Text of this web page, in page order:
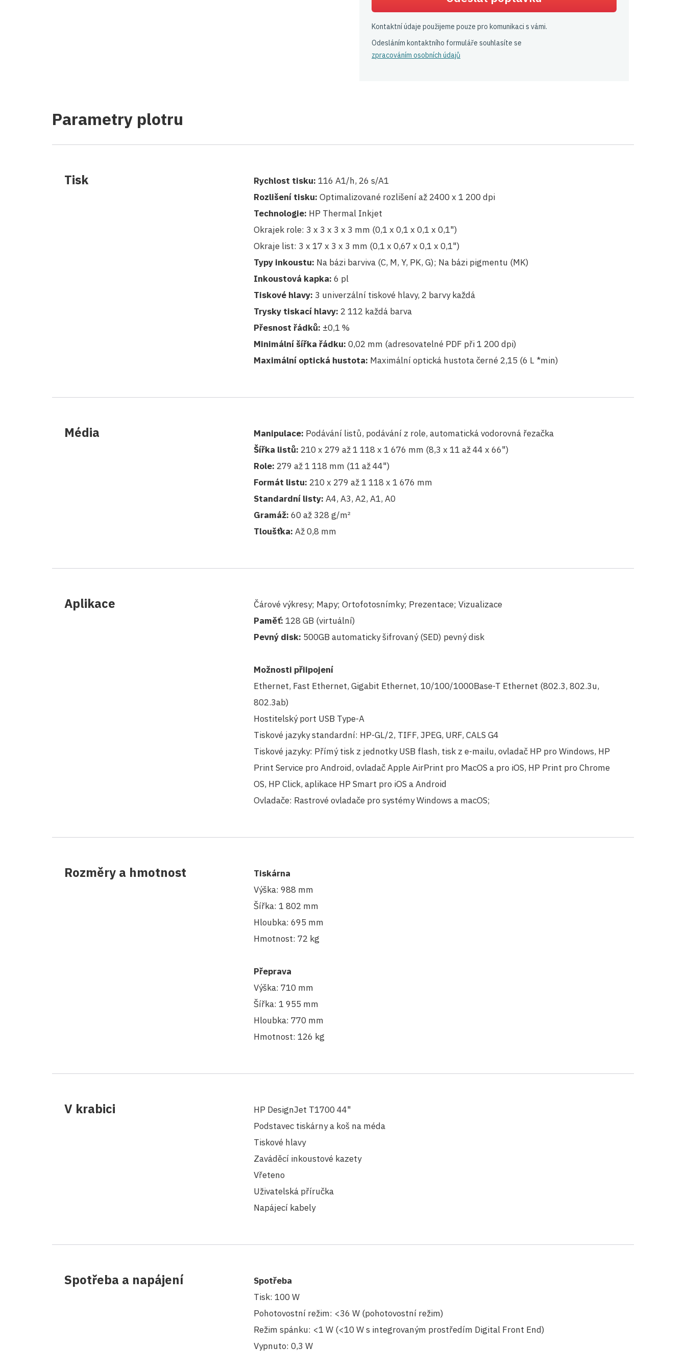
Kontaktní údaje použijeme pouze pro komunikaci s vámi.
Odesláním kontaktního formuláře souhlasíte se
zpracováním osobních údajů
Parametry plotru
Tisk Rychlost tisku: 116 A1/h, 26 s/A1
Rozlišení tisku: Optimalizované rozlišení až 2400 x 1 200 dpi
Technologie: HP Thermal Inkjet
Okrajek role: 3 x 3 x 3 x 3 mm (0,1 x 0,1 x 0,1 x 0,1")
Okraje list: 3 x 17 x 3 x 3 mm (0,1 x 0,67 x 0,1 x 0,1")
Typy inkoustu: Na bázi barviva (C, M, Y, PK, G); Na bázi pigmentu (MK)
Inkoustová kapka: 6 pl
Tiskové hlavy: 3 univerzální tiskové hlavy, 2 barvy každá
Trysky tiskací hlavy: 2 112 každá barva
Přesnost řádků: ±0,1 %
Minimální šířka řádku: 0,02 mm (adresovatelné PDF při 1 200 dpi)
Maximální optická hustota: Maximální optická hustota černé 2,15 (6 L *min)
Média Manipulace: Podávání listů, podávání z role, automatická vodorovná řezačka
Šířka listů: 210 x 279 až 1 118 x 1 676 mm (8,3 x 11 až 44 x 66")
Role: 279 až 1 118 mm (11 až 44")
Formát listu: 210 x 279 až 1 118 x 1 676 mm
Standardní listy: A4, A3, A2, A1, A0
Gramáž: 60 až 328 g/m²
Tloušťka: Až 0,8 mm
Aplikace
Čárové výkresy; Mapy; Ortofotosnímky; Prezentace; Vizualizace
Paměť: 128 GB (virtuální)
Pevný disk: 500GB automaticky šifrovaný (SED) pevný disk
Možnosti přiipojení
Ethernet, Fast Ethernet, Gigabit Ethernet, 10/100/1000Base-T Ethernet (802.3, 802.3u,
802.3ab)
Hostitelský port USB Type-A
Tiskové jazyky standardní: HP-GL/2, TIFF, JPEG, URF, CALS G4
Tiskové jazyky: Přímý tisk z jednotky USB flash, tisk z e-mailu, ovladač HP pro Windows, HP
Print Service pro Android, ovladač Apple AirPrint pro MacOS a pro iOS, HP Print pro Chrome
OS, HP Click, aplikace HP Smart pro iOS a Android
Ovladače: Rastrové ovladače pro systémy Windows a macOS;
Rozměry a hmotnost
Tiskárna
Výška: 988 mm
Šířka: 1 802 mm
Hloubka: 695 mm
Hmotnost: 72 kg
Přeprava
Výška: 710 mm
Šířka: 1 955 mm
Hloubka: 770 mm
Hmotnost: 126 kg
V krabici
HP DesignJet T1700 44"
Podstavec tiskárny a koš na méda
Tiskové hlavy
Zaváděcí inkoustové kazety
Vřeteno
Uživatelská příručka
Napájecí kabely
Spotřeba a napájení
Spotřeba
Tisk: 100 W
Pohotovostní režim: <36 W (pohotovostní režim)
Režim spánku: <1 W (<10 W s integrovaným prostředím Digital Front End)
Vypnuto: 0,3 W